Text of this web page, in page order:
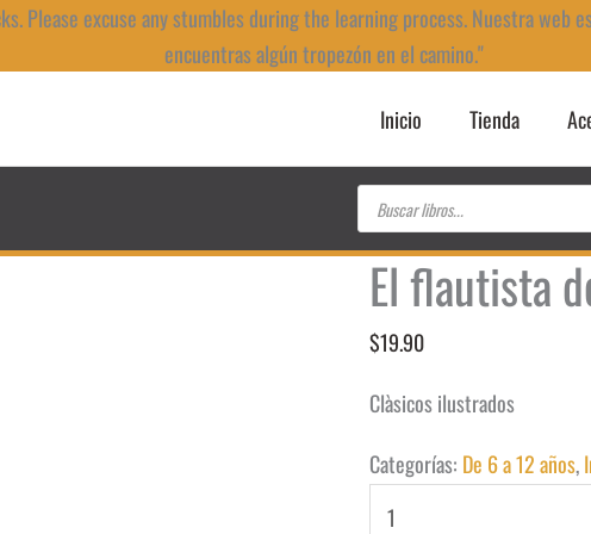
Please excuse any stumbles during the learning process. Nuestra web
encuentras algún tropezón en el camino."
Inicio Tienda
Búsqueda
productos
El flautista
$19.90
Clàsicos ilustrados
Categorías: De 6 a 12 años,